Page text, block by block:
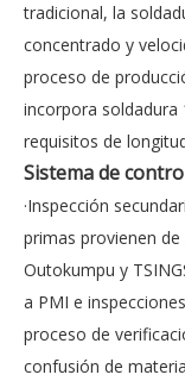
tradicional, la
concentrado y
proceso de
incorpora soldadura
requisitos de
Sistema de
·Inspección
primas provienen de
Outokumpu y
a PMI e
proceso de
confusión de